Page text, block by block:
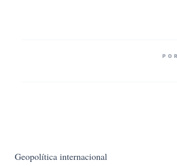
Geopolítica internacional